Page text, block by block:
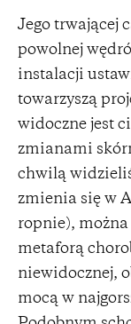
Jego trwającej
powolnej
instalacji
towarzyszą
widoczne jest
zmianami
chwilą
zmienia się w
ropnie), można
metaforą
niewidocznej,
mocą w